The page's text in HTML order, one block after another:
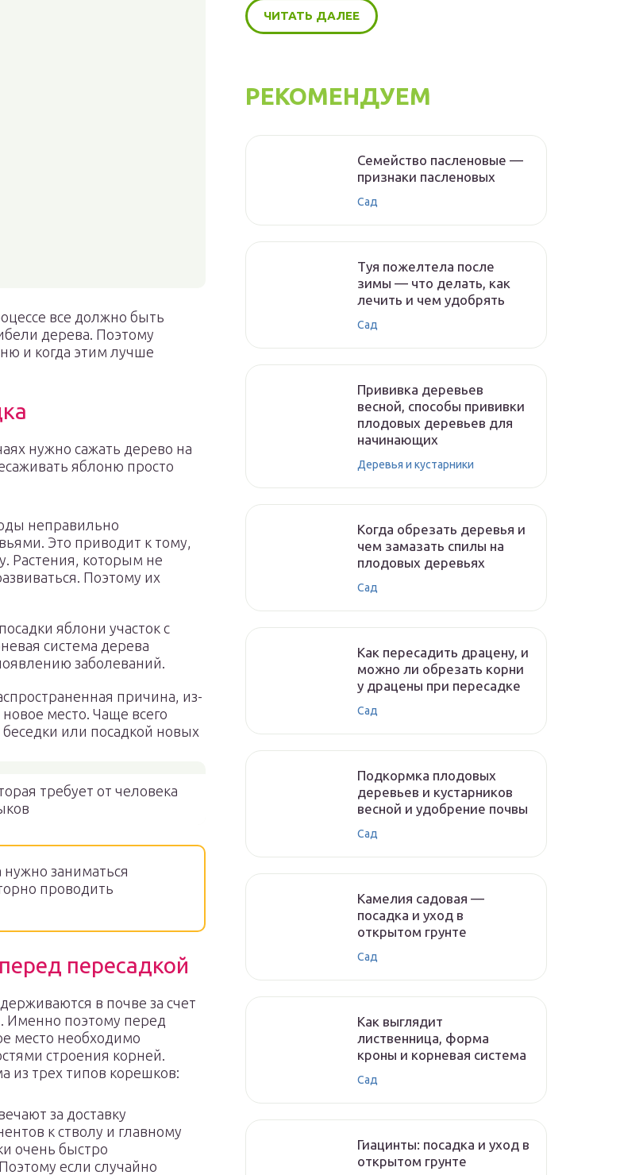
все должно быть
дерева. Поэтому
и когда этим лучше
нужно сажать дерево на
яблоню просто
неправильно
Это приводит к тому,
Растения, которым не
Поэтому их
яблони участок с
система дерева
заболеваний.
причина, из-
место. Чаще всего
или посадкой новых
требует от человека
нужно заниматься
проводить
пересадкой
в почве за счет
Именно поэтому перед
место необходимо
строения корней.
из трех типов корешков:
за доставку
к стволу и главному
очень быстро
если случайно
ЧИТАТЬ ДАЛЕЕ
РЕКОМЕНДУЕМ
Семейство пасленовые —
признаки пасленовых
Сад
Туя пожелтела после
зимы — что делать, как
лечить и чем удобрять
Сад
Прививка деревьев
весной, способы прививки
плодовых деревьев для
начинающих
Деревья и кустарники
Когда обрезать деревья и
чем замазать спилы на
плодовых деревьях
Сад
Как пересадить драцену, и
можно ли обрезать корни
у драцены при пересадке
Сад
Подкормка плодовых
деревьев и кустарников
весной и удобрение почвы
Сад
Камелия садовая —
посадка и уход в
открытом грунте
Сад
Как выглядит
лиственница, форма
кроны и корневая система
Сад
Гиацинты: посадка и уход в
открытом грунте